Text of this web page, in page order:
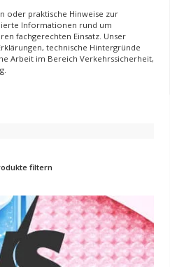
oder praktische Hinweise zur
Informationen rund um
fachgerechten Einsatz. Unser
technische Hintergründe
Arbeit im Bereich Verkehrssicherheit,
filtern